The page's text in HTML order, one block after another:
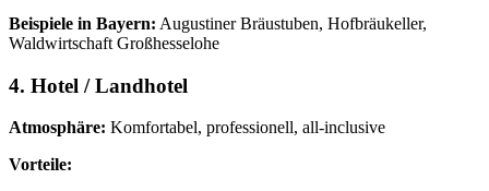
Beispiele in Bayern: Augustiner Bräustuben, Hofbräukeller,
Waldwirtschaft Großhesselohe
4. Hotel / Landhotel
Atmosphäre: Komfortabel, professionell, all-inclusive
Vorteile: